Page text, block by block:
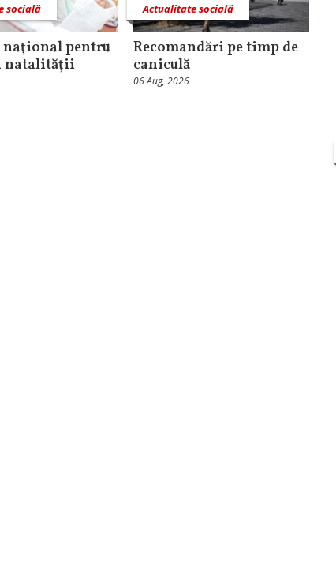
socială
naţional pentru
natalităţii
Actualitate socială
Recomandări pe timp de
caniculă
06 Aug, 2026